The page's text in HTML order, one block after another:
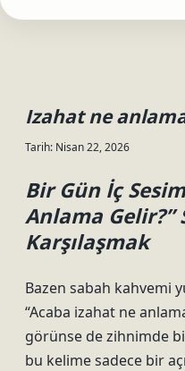
Izahat ne
Tarih: Nisan 22, 2026
Bir Gün İç
Anlama Gelir?”
Karşılaşmak
Bazen sabah kahvemi
“Acaba izahat ne
görünse de zihnimde
bu kelime sadece bir